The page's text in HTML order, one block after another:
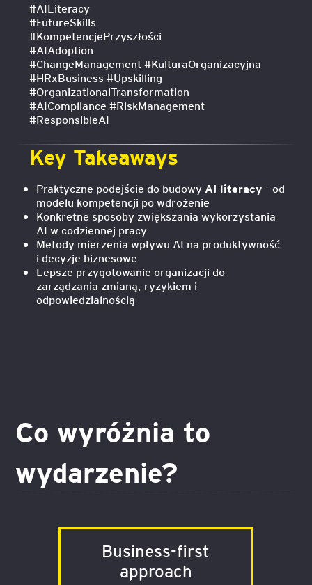
#AILiteracy
#FutureSkills
#KompetencjePrzyszłości
#AIAdoption
#ChangeManagement #KulturaOrganizacyjna
#HRxBusiness #Upskilling
#OrganizationalTransformation
#AICompliance #RiskManagement
#ResponsibleAI
Key Takeaways
Praktyczne podejście do budowy AI literacy – od
modelu kompetencji po wdrożenie
Konkretne sposoby zwiększania wykorzystania
AI w codziennej pracy
Metody mierzenia wpływu AI na produktywność
i decyzje biznesowe
Lepsze przygotowanie organizacji do
zarządzania zmianą, ryzykiem i
odpowiedzialnością
Co wyróżnia to
wydarzenie?
Business-first
approach